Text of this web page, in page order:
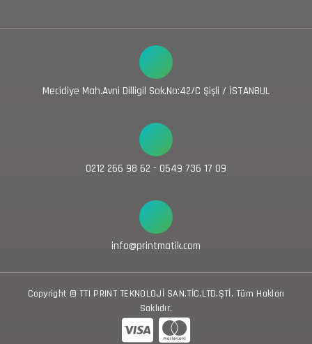
Mecidiye Mah.Avni Dilligil Sok.No:42/C Şişli / İSTANBUL
0212 266 98 62 - 0549 736 17 09
info@printmatik.com
Copyright © TTI PRINT TEKNOLOJİ SAN.TİC.LTD.ŞTİ. Tüm Hakları
Saklıdır.